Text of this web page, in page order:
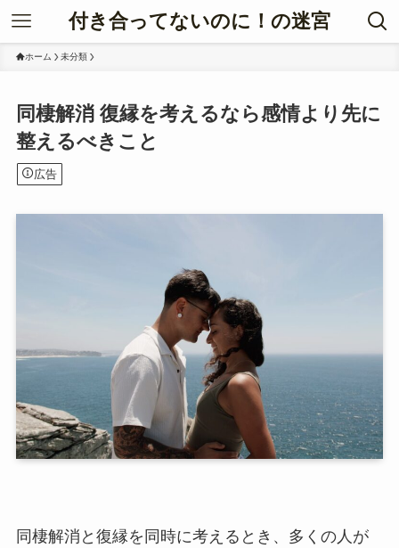
付き合ってないのに！の迷宮
ホーム 未分類
同棲解消 復縁を考えるなら感情より先に
整えるべきこと
広告
同棲解消と復縁を同時に考えるとき、多くの人が